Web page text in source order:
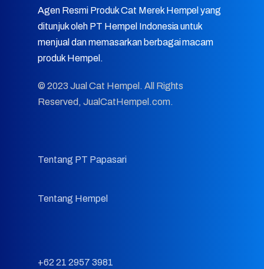
Agen Resmi Produk Cat Merek Hempel yang
ditunjuk oleh PT Hempel Indonesia untuk
menjual dan memasarkan berbagai macam
produk Hempel.
© 2023 Jual Cat Hempel. All Rights
Reserved, JualCatHempel.com.
Tentang PT Papasari
Tentang Hempel
+62 21 2957 3981